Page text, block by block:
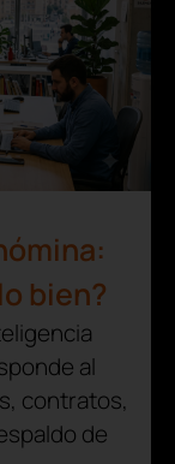
bien?
al
contratos,
de